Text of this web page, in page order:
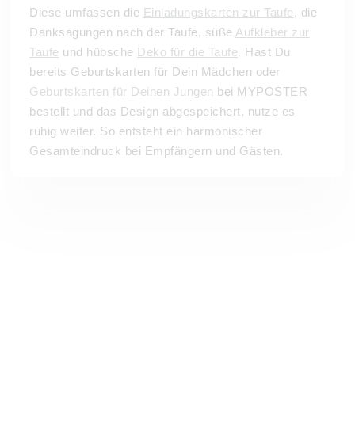
Diese umfassen die Einladungskarten zur Taufe, die
Danksagungen nach der Taufe, süße Aufkleber zur
Taufe und hübsche Deko für die Taufe. Hast Du
bereits Geburtskarten für Dein Mädchen oder
Geburtskarten für Deinen Jungen bei MYPOSTER
bestellt und das Design abgespeichert, nutze es
ruhig weiter. So entsteht ein harmonischer
Gesamteindruck bei Empfängern und Gästen.